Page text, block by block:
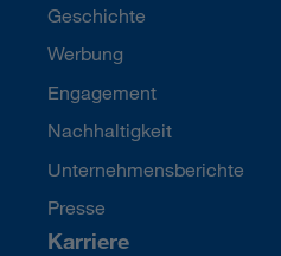
Geschichte
Werbung
Engagement
Nachhaltigkeit
Unternehmensberichte
Presse
Karriere